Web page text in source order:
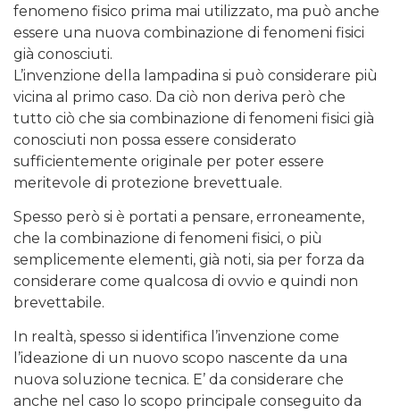
fenomeno fisico prima mai utilizzato, ma può anche
essere una nuova combinazione di fenomeni fisici
già conosciuti.
L’invenzione della lampadina si può considerare più
vicina al primo caso. Da ciò non deriva però che
tutto ciò che sia combinazione di fenomeni fisici già
conosciuti non possa essere considerato
sufficientemente originale per poter essere
meritevole di protezione brevettuale.
Spesso però si è portati a pensare, erroneamente,
che la combinazione di fenomeni fisici, o più
semplicemente elementi, già noti, sia per forza da
considerare come qualcosa di ovvio e quindi non
brevettabile.
In realtà, spesso si identifica l’invenzione come
l’ideazione di un nuovo scopo nascente da una
nuova soluzione tecnica. E’ da considerare che
anche nel caso lo scopo principale conseguito da